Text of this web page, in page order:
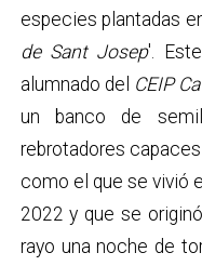
especies plantadas
de Sant Josep'.
alumnado del CEIP
un banco de
rebrotadores
como el que se vivió
2022 y que se
rayo una noche de